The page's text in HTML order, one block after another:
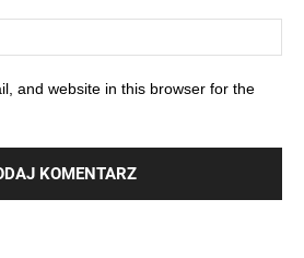
and website in this browser for the